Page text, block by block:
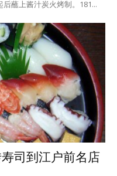
蘸上酱汁炭火烤制。181...
司到江户前名店